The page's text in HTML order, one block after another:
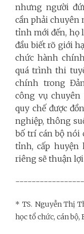
nhưng người
cần phải chuyên
tỉnh mới đến, họ
đầu biết rõ giới
chức hành
quá trình thi
chính trong
công vụ chuyên
quy chế được
nghiệp, thông
bố trí cán bộ nói
tỉnh, cấp huyện
riêng sẽ thuận lợi
* TS. Nguyễn Thị
học tổ chức, cán